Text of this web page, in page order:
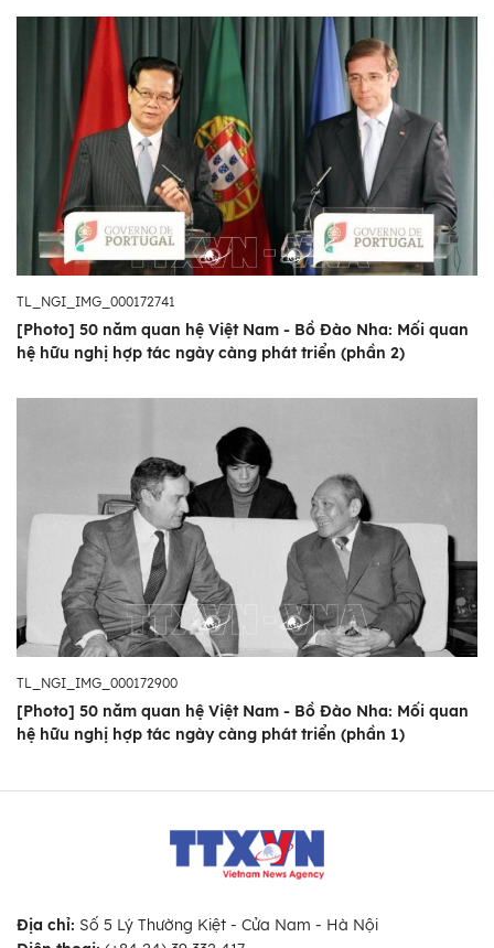
TL_NGI_IMG_000172741
[Photo] 50 năm quan hệ Việt Nam - Bồ Đào Nha: Mối quan
hệ hữu nghị hợp tác ngày càng phát triển (phần 2)
TL_NGI_IMG_000172900
[Photo] 50 năm quan hệ Việt Nam - Bồ Đào Nha: Mối quan
hệ hữu nghị hợp tác ngày càng phát triển (phần 1)
Địa chỉ: Số 5 Lý Thường Kiệt - Cửa Nam - Hà Nội